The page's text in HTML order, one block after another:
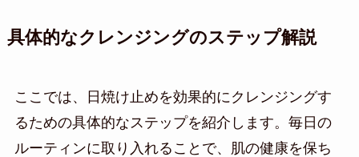
具体的なクレンジングのステップ解説
ここでは、日焼け止めを効果的にクレンジングす
るための具体的なステップを紹介します。毎日の
ルーティンに取り入れることで、肌の健康を保ち